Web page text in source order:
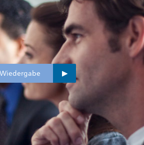
Wiedergabe